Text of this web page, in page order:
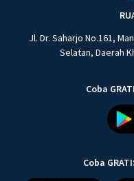
Jl. Dr. Saharjo No.161,
Selatan, Daerah
Coba
Coba